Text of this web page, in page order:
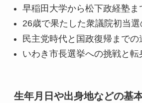
早稲田大学から松下政経塾ま
26歳で果たした衆議院初当
民主党時代と国政復帰までの
いわき市長選挙への挑戦と転
生年月日や出身地などの基